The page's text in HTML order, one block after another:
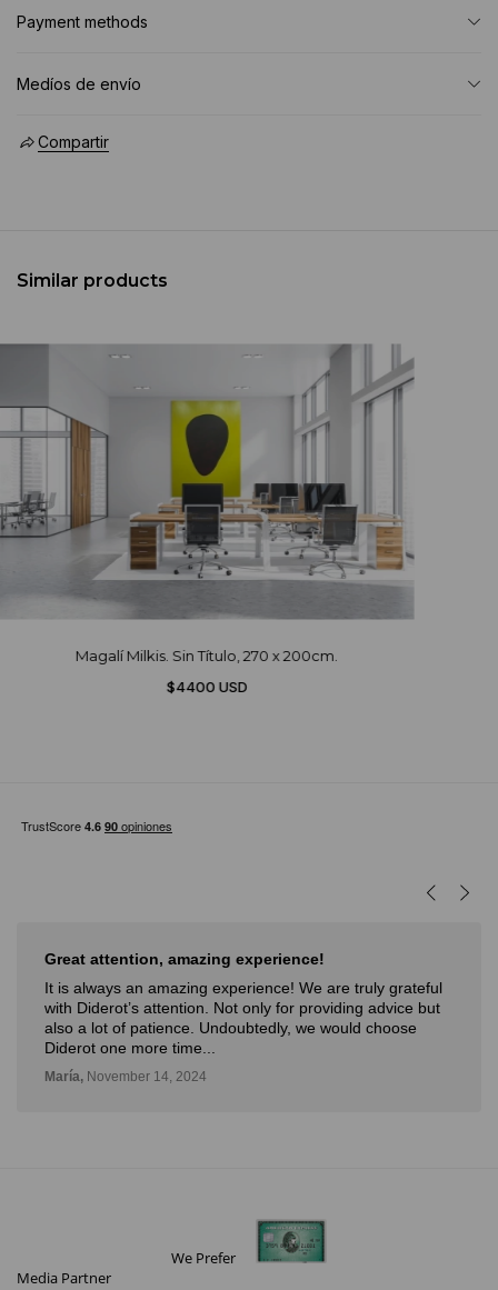
Payment methods
Medíos de envío
Compartir
Similar products
Magalí Milkis. Sin Título, 270 x 200cm.
$4400 USD
Muy buena experiencia
Muy buena experiencia. Diderot es una excelente y
novedosa forma de poder ver, aprender, comprar arte y
con la posibilidad de probarlo. Me fue muy bien!
Deli,September 12, 2024
We Prefer
Media Partner